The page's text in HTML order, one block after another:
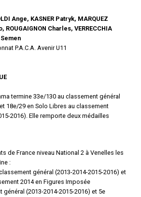
Ange, KASNER Patryk, MARQUEZ
ROUGAIGNON Charles, VERRECCHIA
Semen
P.A.C.A. Avenir U11
termine 33e/130 au classement général
18e/29 en Solo Libres au classement
2016). Elle remporte deux médailles
de France niveau National 2 à Venelles les
:
général (2013-2014-2015-2016) et
2014 en Figures Imposée
général (2013-2014-2015-2016) et 5e